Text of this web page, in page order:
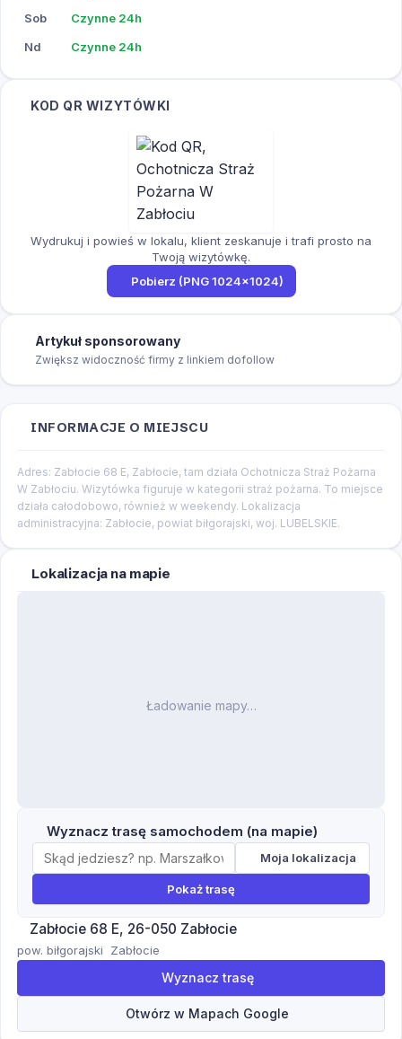
Sob Czynne 24h
Nd Czynne 24h
KOD QR WIZYTÓWKI
Wydrukuj i powieś w lokalu, klient zeskanuje i trafi prosto na
Twoją wizytówkę.
Pobierz (PNG 1024×1024)
Artykuł sponsorowany
Zwiększ widoczność firmy z linkiem dofollow
INFORMACJE O MIEJSCU
Adres: Zabłocie 68 E, Zabłocie, tam działa Ochotnicza Straż Pożarna
W Zabłociu. Wizytówka figuruje w kategorii straż pożarna. To miejsce
działa całodobowo, również w weekendy. Lokalizacja
administracyjna: Zabłocie, powiat biłgorajski, woj. LUBELSKIE.
Lokalizacja na mapie
Ładowanie mapy…
Wyznacz trasę samochodem (na mapie)
Moja lokalizacja
Pokaż trasę
Zabłocie 68 E, 26-050 Zabłocie
pow. biłgorajski Zabłocie
Wyznacz trasę
Otwórz w Mapach Google